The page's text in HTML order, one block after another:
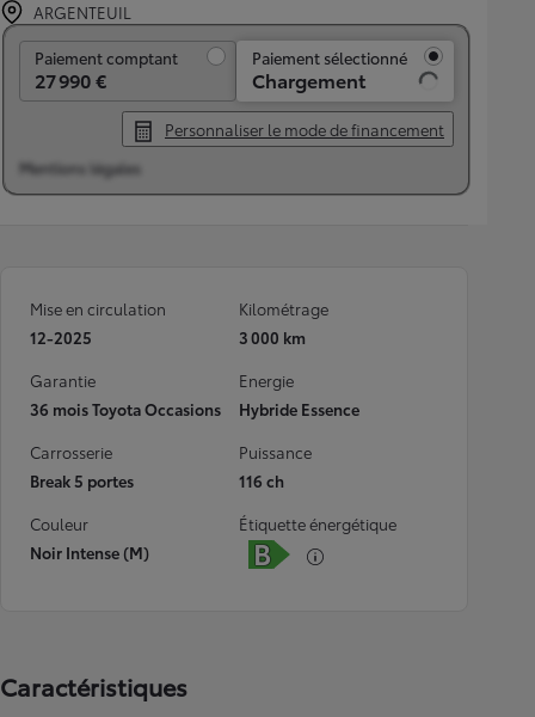
ARGENTEUIL
Paiement comptant
27 990 €
Paiement sélectionné
339 € /mois
Personnaliser le mode de financement
Mentions légales
Mise en circulation
12-2025
Kilométrage
3 000 km
Garantie
36 mois Toyota Occasions
Energie
Hybride Essence
Carrosserie
Break 5 portes
Puissance
116 ch
Couleur
Noir Intense (M)
Étiquette énergétique
Caractéristiques